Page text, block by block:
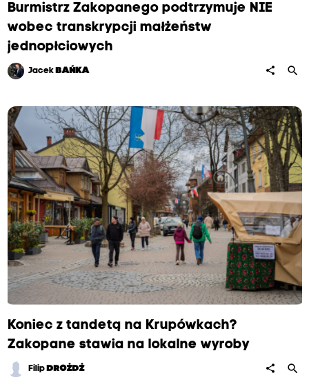
Burmistrz Zakopanego podtrzymuje NIE
wobec transkrypcji małżeństw
jednopłciowych
Jacek BAŃKA share search
Koniec z tandetą na Krupówkach?
Zakopane stawia na lokalne wyroby
Filip DROŻDŻ share search